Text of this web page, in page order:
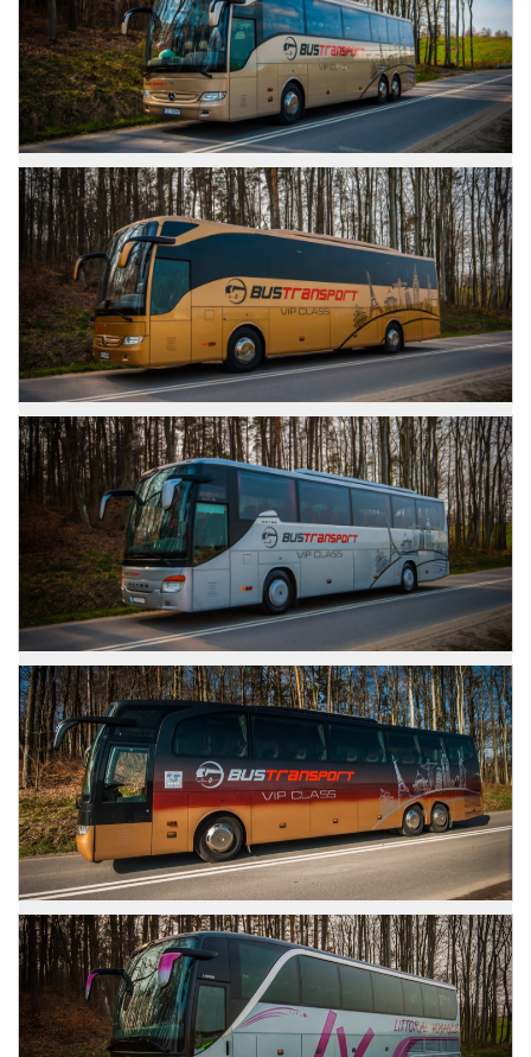
Mercedes Tourismo
Zdjęcia
Mercedes Tourismo
Zdjęcia
Setra 415 GT-HD
Zdjęcia
Mercedes Travego
Zdjęcia